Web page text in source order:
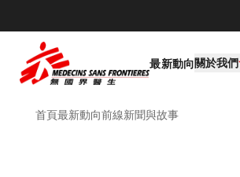
最新動向關於我們
首頁最新動向前線新聞與故事